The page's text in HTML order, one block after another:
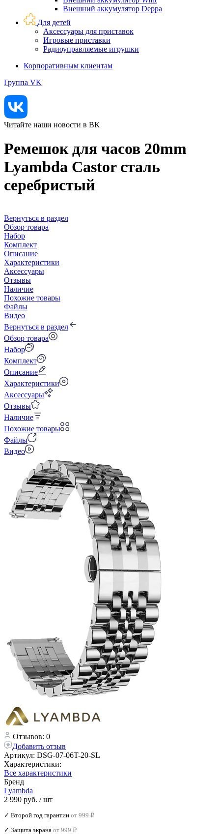
Внешний аккумулятор Deppa
Для детей
Аксессуары для приставок
Игровые приставки
Радиоуправляемые игрушки
Корпоративным клиентам
Группа VK
Читайте наши новости в ВК
Ремешок для часов 20mm
Lyambda Castor сталь
серебристый
Вернуться в раздел
Обзор товара
Набор
Комплект
Описание
Характеристики
Аксессуары
Отзывы
Наличие
Похожие товары
Файлы
Видео
Вернуться в раздел
Обзор товара
Набор
Комплект
Описание
Характеристики
Аксессуары
Отзывы
Наличие
Похожие товары
Файлы
Видео
Отзывов: 0
Добавить отзыв
Артикул: DSG-07-06T-20-SL
Характеристики:
Все характеристики
Бренд
Lyambda
2 990 руб. / шт
✓ Второй год гарантии от 999 ₽
✓ Защита экрана от 999 ₽